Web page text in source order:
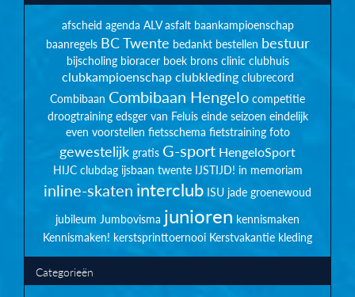
afscheid agenda ALV asfalt baankampioenschap
baanregels BC Twente bedankt bestellen bestuur
bijscholing bioracer boek brons clinic clubhuis
clubkampioenschapclubkleding clubrecord
Combibaan Combibaan Hengelo competitie
droogtraining edsger van Feluis einde seizoen eindelijk
even voorstellen fietsschema fietstraining foto
gewestelijk gratis G-sport HengeloSport
HIJC clubdag ijsbaan twente IJSTIJD! in memoriam
inline-skaten interclub ISU jade groenewoud
jubileum Jumbovisma junioren kennismaken
Kennismaken! kerstsprinttoernooi Kerstvakantie kleding
Categorieën